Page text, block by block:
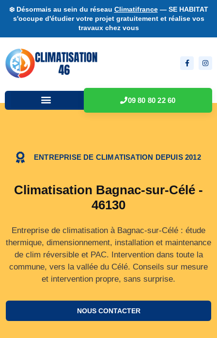
❄️ Désormais au sein du réseau Climatifrance— SE HABITAT
s'occupe d'étudier votre projet gratuitement et réalise vos
travaux chez vous
09 80 80 22 60
ENTREPRISE DE CLIMATISATION DEPUIS 2012
Climatisation Bagnac-sur-Célé -
46130
Entreprise de climatisation à Bagnac-sur-Célé : étude
thermique, dimensionnement, installation et maintenance
de clim réversible et PAC. Intervention dans toute la
commune, vers la vallée du Célé. Conseils sur mesure
et intervention propre, sans surprise.
NOUS CONTACTER